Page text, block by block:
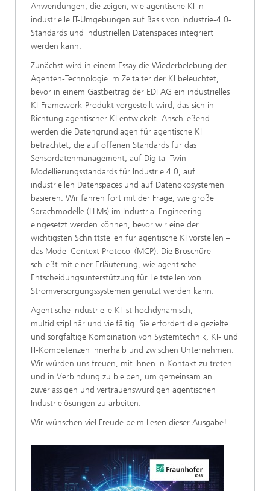
Anwendungen, die zeigen, wie agentische KI in
industrielle IT-Umgebungen auf Basis von Industrie-4.0-
Standards und industriellen Datenspaces integriert
werden kann.
Zunächst wird in einem Essay die Wiederbelebung der
Agenten-Technologie im Zeitalter der KI beleuchtet,
bevor in einem Gastbeitrag der EDI AG ein industrielles
KI-Framework-Produkt vorgestellt wird, das sich in
Richtung agentischer KI entwickelt. Anschließend
werden die Datengrundlagen für agentische KI
betrachtet, die auf offenen Standards für das
Sensordatenmanagement, auf Digital-Twin-
Modellierungsstandards für Industrie 4.0, auf
industriellen Datenspaces und auf Datenökosystemen
basieren. Wir fahren fort mit der Frage, wie große
Sprachmodelle (LLMs) im Industrial Engineering
eingesetzt werden können, bevor wir eine der
wichtigsten Schnittstellen für agentische KI vorstellen –
das Model Context Protocol (MCP). Die Broschüre
schließt mit einer Erläuterung, wie agentische
Entscheidungsunterstützung für Leitstellen von
Stromversorgungssystemen genutzt werden kann.
Agentische industrielle KI ist hochdynamisch,
multidisziplinär und vielfältig. Sie erfordert die gezielte
und sorgfältige Kombination von Systemtechnik, KI- und
IT-Kompetenzen innerhalb und zwischen Unternehmen.
Wir würden uns freuen, mit Ihnen in Kontakt zu treten
und in Verbindung zu bleiben, um gemeinsam an
zuverlässigen und vertrauenswürdigen agentischen
Industrielösungen zu arbeiten.
Wir wünschen viel Freude beim Lesen dieser Ausgabe!